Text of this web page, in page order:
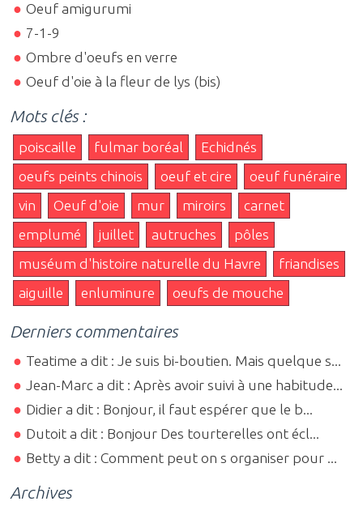
Oeuf amigurumi
7-1-9
Ombre d'oeufs en verre
Oeuf d'oie à la fleur de lys (bis)
Mots clés :
poiscaille fulmar boréal
Echidnés
oeufs peints chinois
oeuf et cire
oeuf funéraire
vin
Oeuf d'oie mur miroirs
carnet
emplumé
juillet autruches
pôles
muséum d'histoire naturelle du Havre
friandises
aiguille
enluminure oeufs de mouche
Derniers commentaires
Teatime a dit : Je suis bi-boutien. Mais quelque s...
Jean-Marc a dit : Après avoir suivi à une habitude...
Didier a dit : Bonjour, il faut espérer que le b...
Dutoit a dit : Bonjour Des tourterelles ont écl...
Betty a dit : Comment peut on s organiser pour ...
Archives